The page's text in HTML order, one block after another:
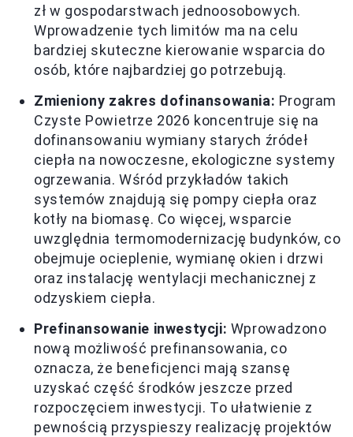
zł w gospodarstwach jednoosobowych.
Wprowadzenie tych limitów ma na celu
bardziej skuteczne kierowanie wsparcia do
osób, które najbardziej go potrzebują.
Zmieniony zakres dofinansowania: Program
Czyste Powietrze 2026 koncentruje się na
dofinansowaniu wymiany starych źródeł
ciepła na nowoczesne, ekologiczne systemy
ogrzewania. Wśród przykładów takich
systemów znajdują się pompy ciepła oraz
kotły na biomasę. Co więcej, wsparcie
uwzględnia termomodernizację budynków, co
obejmuje ocieplenie, wymianę okien i drzwi
oraz instalację wentylacji mechanicznej z
odzyskiem ciepła.
Prefinansowanie inwestycji: Wprowadzono
nową możliwość prefinansowania, co
oznacza, że beneficjenci mają szansę
uzyskać część środków jeszcze przed
rozpoczęciem inwestycji. To ułatwienie z
pewnością przyspieszy realizację projektów